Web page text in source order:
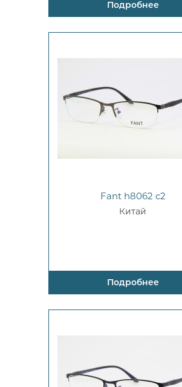
Подробнее
Fant h8062 c2
Китай
Подробнее